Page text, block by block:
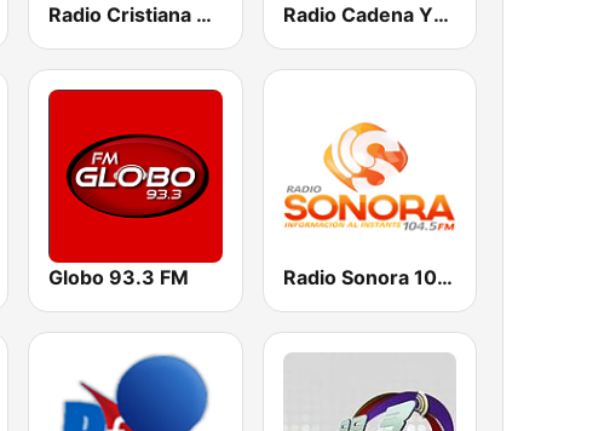
Radio Cristiana El Fin Viene Radio Cadena YSKL La Poderosa
Globo 93.3 FM Radio Sonora 104.5 FM